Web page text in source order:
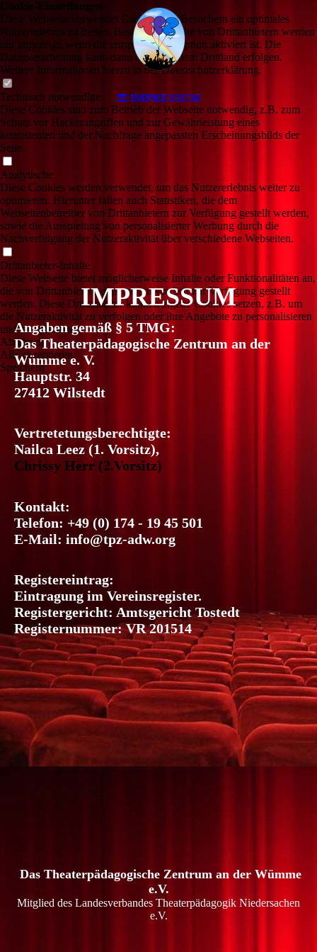
IMPRESSUM
IMPRESSUM
Angaben gemäß § 5 TMG:
Das Theaterpädagogische Zentrum an der
Wümme e. V.
Hauptstr. 34
27412 Wilstedt
Vertretetungsberechtigte:
Nailca Leez (1. Vorsitz),
Chrissy Herr (2.Vorsitz)
Kontakt:
Telefon: +49 (0) 174 - 19 45 501
E-Mail: info@tpz-adw.org
Registereintrag:
Eintragung im Vereinsregister.
Registergericht: Amtsgericht Tostedt
Registernummer: VR 201514
Das Theaterpädagogische Zentrum an der Wümme
e.V.
Mitglied des Landesverbandes Theaterpädagogik Niedersachen
e.V.
Cookie-Einstellungen
Diese Webseite verwendet Cookies, um Besuchern ein optimales
Nutzererlebnis zu bieten. Bestimmte Inhalte von Drittanbietern werden
nur angezeigt, wenn die entsprechende Option aktiviert ist. Die
Datenverarbeitung kann dann auch in einem Drittland erfolgen.
Weitere Informationen hierzu in der Datenschutzerklärung.
Technisch notwendige
Diese Cookies sind zum Betrieb der Webseite notwendig, z.B. zum
Schutz vor Hackerangriffen und zur Gewährleistung eines
konsistenten und der Nachfrage angepassten Erscheinungsbilds der
Seite.
Analytische
Diese Cookies werden verwendet, um das Nutzererlebnis weiter zu
optimieren. Hierunter fallen auch Statistiken, die dem
Webseitenbetreiber von Drittanbietern zur Verfügung gestellt werden,
sowie die Ausspielung von personalisierter Werbung durch die
Nachverfolgung der Nutzeraktivität über verschiedene Webseiten.
Drittanbieter-Inhalte
Diese Webseite bietet möglicherweise Inhalte oder Funktionalitäten an,
die von Drittanbietern eigenverantwortlich zur Verfügung gestellt
werden. Diese Drittanbieter können eigene Cookies setzen, z.B. um
die Nutzeraktivität zu verfolgen oder ihre Angebote zu personalisieren
und zu optimieren.
Ablehnen
Alle akzeptieren
Speichern